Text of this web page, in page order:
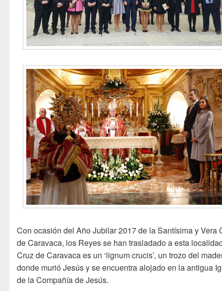
Con ocasión del Año Jubilar 2017 de la Santísima y Vera
de Caravaca, los Reyes se han trasladado a esta
Cruz de Caravaca es un ‘lignum crucis’, un trozo del
donde murió Jesús y se encuentra alojado en la antigua
de la Compañía de Jesús.